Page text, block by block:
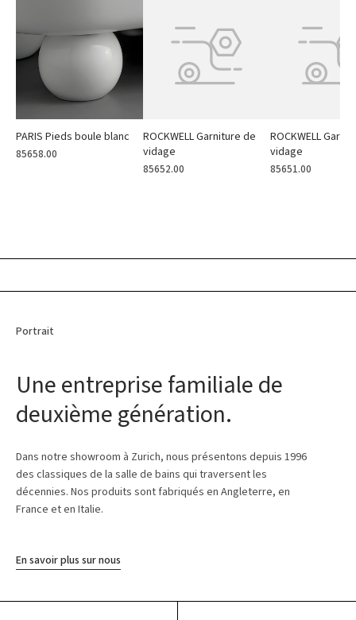
PARIS Pieds boule blanc
85658.00
ROCKWELL Garniture de
vidage
85652.00
ROCKWELL
vidage
85651.00
Portrait
Une entreprise familiale de
deuxième génération.
Dans notre showroom à Zurich, nous présentons depuis 1996
des classiques de la salle de bains qui traversent les
décennies. Nos produits sont fabriqués en Angleterre, en
France et en Italie.
En savoir plus sur nous